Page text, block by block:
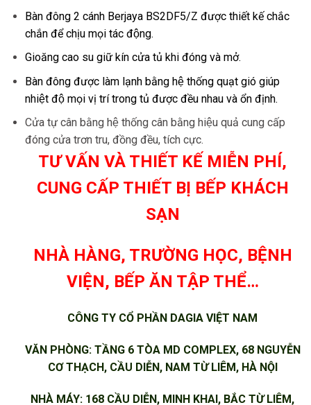
Bàn đông 2 cánh Berjaya BS2DF5/Z được thiết kế chắc
chắn để chịu mọi tác động.
Gioăng cao su giữ kín cửa tủ khi đóng và mở.
Bàn đông được làm lạnh bằng hệ thống quạt gió giúp
nhiệt độ mọi vị trí trong tủ được đều nhau và ổn định.
Cửa tự cân bằng hệ thống cân bằng hiệu quả cung cấp
đóng cửa trơn tru, đồng đều, tích cực.
TƯ VẤN VÀ THIẾT KẾ MIỄN PHÍ,
CUNG CẤP THIẾT BỊ BẾP KHÁCH
SẠN
NHÀ HÀNG, TRƯỜNG HỌC, BỆNH
VIỆN, BẾP ĂN TẬP THỂ…
CÔNG TY CỔ PHẦN DAGIA VIỆT NAM
VĂN PHÒNG: TẦNG 6 TÒA MD COMPLEX, 68 NGUYỄN
CƠ THẠCH, CẦU DIỄN, NAM TỪ LIÊM, HÀ NỘI
NHÀ MÁY: 168 CẦU DIỄN, MINH KHAI, BẮC TỪ LIÊM,